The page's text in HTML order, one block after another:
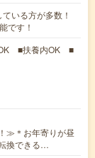
いる方が多数！
です！
■扶養内OK ■
≫＊お年寄りが昼
換できる…